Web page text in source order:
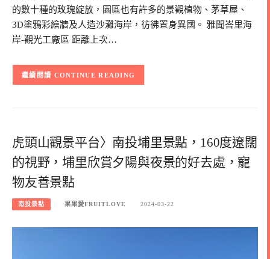
的數十種的玫瑰綻放，園區也有許多的景觀植物、茅草屋、
3D塗鴉彩繪牆及人造沙灘海岸，彷彿置身異國。 雅聞峇里海
岸-觀光工廠區 距離上次…
CONTINUE READING
虎頭山觀景平台〉南投埔里景點，160度遼闊
的視野，埔里欣賞夕陽與夜景的好去處，寵
物友善景點
南投景點 果果愛FRUITLOVE 2024-03-22